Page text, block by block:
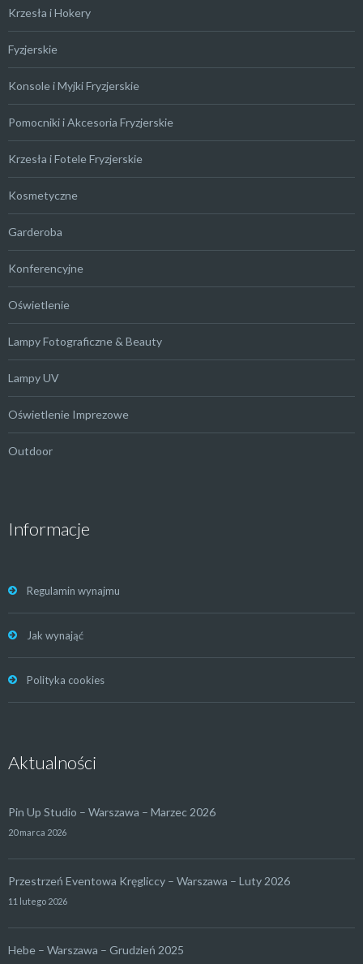
Krzesła i Hokery
Fyzjerskie
Konsole i Myjki Fryzjerskie
Pomocniki i Akcesoria Fryzjerskie
Krzesła i Fotele Fryzjerskie
Kosmetyczne
Garderoba
Konferencyjne
Oświetlenie
Lampy Fotograficzne & Beauty
Lampy UV
Oświetlenie Imprezowe
Outdoor
Informacje
Regulamin wynajmu
Jak wynająć
Polityka cookies
Aktualności
Pin Up Studio – Warszawa – Marzec 2026
20 marca 2026
Przestrzeń Eventowa Kręgliccy – Warszawa – Luty 2026
11 lutego 2026
Hebe – Warszawa – Grudzień 2025